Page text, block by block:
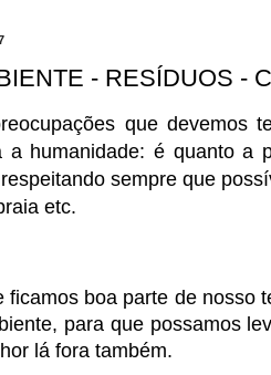
- RESÍDUOS -
que devemos
a humanidade: é quanto a
sempre que
etc.
ficamos boa parte de nosso
para que possamos
lá fora também.